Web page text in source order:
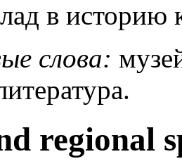
в историю
слова:
regional